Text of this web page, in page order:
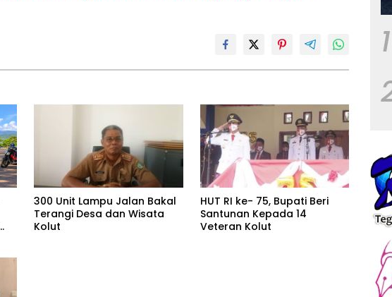
300 Unit Lampu Jalan Bakal
Terangi Desa dan Wisata
Kolut
HUT RI ke- 75, Bupati Beri
Santunan Kepada 14
Veteran Kolut
1